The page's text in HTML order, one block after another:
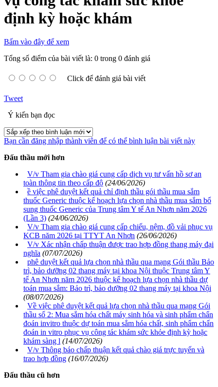
định kỳ hoặc khám
Bấm vào đây để xem
Tổng số điểm của bài viết là: 0 trong 0 đánh giá
Click để đánh giá bài viết
Tweet
Ý kiến bạn đọc
Bạn cần đăng nhập thành viên để có thể bình luận bài viết này
Đấu thầu mới hơn
V/v Tham gia chào giá cung cấp dịch vụ tư vấn hồ sơ an
toàn thông tin theo cấp độ (24/06/2026)
ề việc phê duyệt kết quả chỉ định thầu gói thầu mua sắm
thuốc Generic thuộc kế hoạch lựa chọn nhà thầu mua sắm bổ
sung thuốc Generic của Trung tâm Y tế An Nhơn năm 2026
(Lần 3) (24/06/2026)
V/v Tham gia chào giá cung cấp chiếu, nệm, đồ vải phục vụ
KCB năm 2026 tại TTYT An Nhơn (26/06/2026)
V/v Xác nhận chấp thuận được trao hợp đồng thang máy đại
nghĩa (07/07/2026)
phê duyệt kết quả lựa chọn nhà thầu qua mạng Gói thầu Bảo
trì, bảo dưỡng 02 thang máy tại khoa Nội thuộc Trung tâm Y
tế An Nhơn năm 2026 thuộc kế hoạch lựa chọn nhà thầu dự
toán mua sắm: Bảo trì, bảo dưỡng 02 thang máy tại khoa Nội
(08/07/2026)
Về việc phê duyệt kết quả lựa chọn nhà thầu qua mạng Gói
thầu số 2: Mua sắm hóa chất máy sinh hóa và sinh phẩm chẩn
đoán invitro thuộc dự toán mua sắm hóa chất, sinh phẩm chẩn
đoán in vitro phục vụ công tác khám sức khỏe định kỳ hoặc
khám sàng l (14/07/2026)
V/v Thông báo chấp thuận kết quả chào giá trực tuyến và
trao hợp đồng (16/07/2026)
Đấu thầu cũ hơn